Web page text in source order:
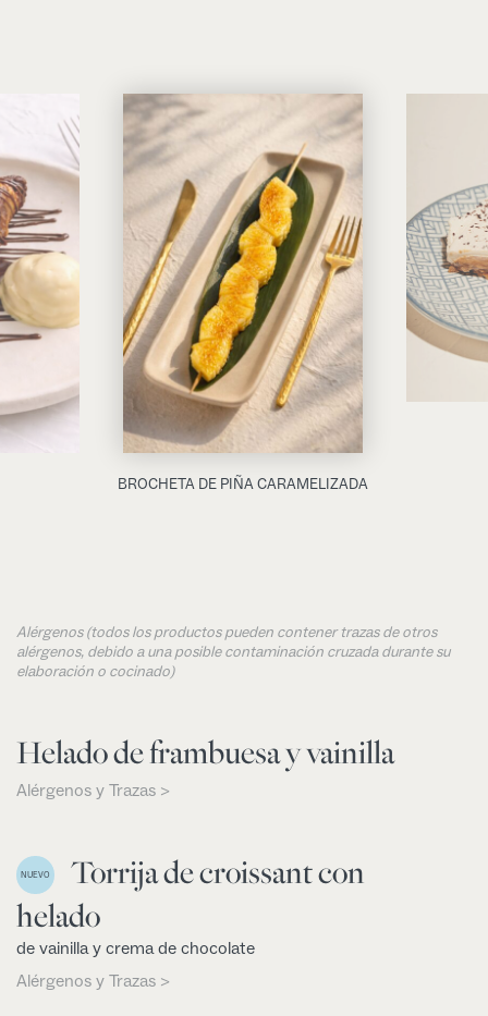
BROCHETA DE PIÑA CARAMELIZADA
Alérgenos (todos los productos pueden contener trazas de otros
alérgenos, debido a una posible contaminación cruzada durante su
elaboración o cocinado)
Helado de frambuesa y vainilla
Alérgenos y Trazas >
NUEVO
Torrija de croissant con
helado
de vainilla y crema de chocolate
Alérgenos y Trazas >